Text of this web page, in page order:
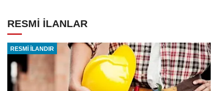
RESMİ İLANLAR
RESMİ İLANDIR